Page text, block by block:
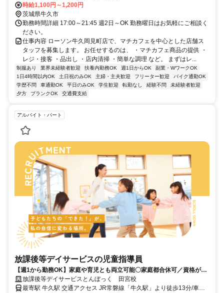
時給1,100円～1,200円
茨城県牛久市
勤務時間詳細 17:00～21:45 週2日～OK 勤務曜日はお気軽にご相談く
ださい。
仕事内容 ローソン牛久岡見町店で、マチカフェを中心とした店舗ス
タッフを募集します。 お任せするのは、 ・マチカフェ商品の提供 ・
レジ・接客 ・品出し ・店内清掃 ・簡単な調理 など。 まずはレ...
制服あり 業界未経験者歓迎 扶養内勤務OK 週1日からOK
副業・WワークOK
1日4時間以内OK
土日祝のみOK 主婦・主夫歓迎 フリーター歓迎
バイク通勤OK
学歴不問
車通勤OK 平日のみOK 学生歓迎 転勤なし 経験不問
未経験者歓迎
夕方
ブランクOK 交通費支給
アルバイト・パート
放課後等デイサービスの児童指導員
【週1から勤務OK】家庭や育児とも両立可能〇家庭都合休可／資格があ
れば経験なしでもOK！
放課後等デイサービスとんぼっく 田宮校
最寄駅 牛久駅 交通アクセス JR常磐線「牛久駅」より徒歩13分/車で2